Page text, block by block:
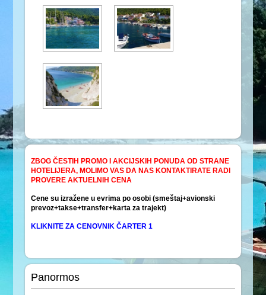
ZBOG ČESTIH PROMO I AKCIJSKIH PONUDA OD STRANE
HOTELIJERA, MOLIMO VAS DA NAS KONTAKTIRATE RADI
PROVERE AKTUELNIH CENA
Cene su izražene u evrima po osobi (smeštaj+avionski
prevoz+takse+transfer+karta za trajekt)
KLIKNITE ZA CENOVNIK ČARTER 1
Panormos